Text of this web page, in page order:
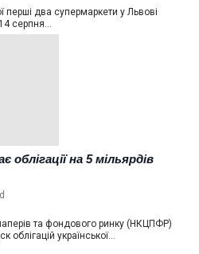
перші два супермаркети у Львові
серпня…
облігації на 5 мільярдів
та фондового ринку (НКЦПФР)
облігацій української…